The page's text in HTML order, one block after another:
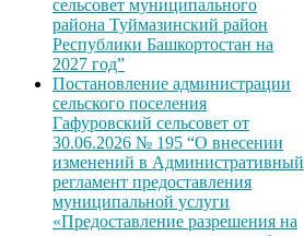
сельсовет муниципального
района Туймазинский район
Республики Башкортостан на
2027 год”
Постановление администрации
сельского поселения
Гафуровский сельсовет от
30.06.2026 № 195 “О внесении
изменений в Административный
регламент предоставления
муниципальной услуги
«Предоставление разрешения на